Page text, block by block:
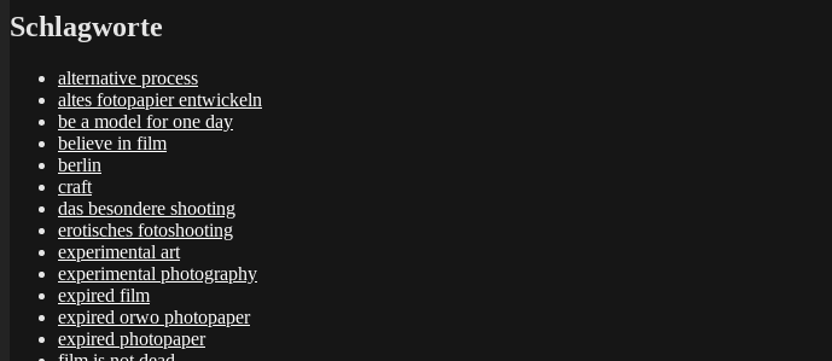
Schlagworte
alternative process
altes fotopapier entwickeln
be a model for one day
believe in film
berlin
craft
das besondere shooting
erotisches fotoshooting
experimental art
experimental photography
expired film
expired orwo photopaper
expired photopaper